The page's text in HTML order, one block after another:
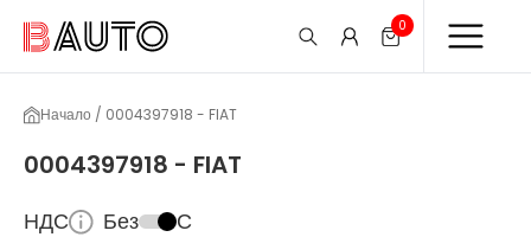
0
Начало / 0004397918 - FIAT
0004397918 - FIAT
НДС Без С